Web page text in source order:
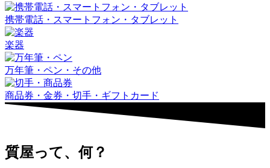
携帯電話・スマートフォン・タブレット
楽器
万年筆・ペン・その他
商品券・金券・切手・ギフトカード
質屋って、何？